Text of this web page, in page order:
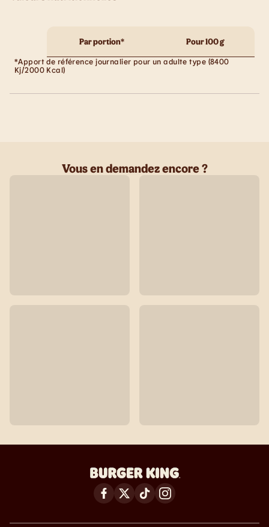
Par portion* Pour 100 g
*Apport de référence journalier pour un adulte type (8400
Kj/2000 Kcal)
Vous en demandez encore ?